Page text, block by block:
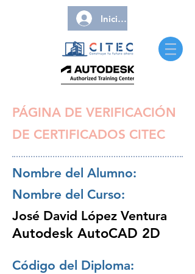
Iniciar sesión
PÁGINA DE VERIFICACIÓN
DE CERTIFICADOS CITEC
Nombre del Alumno:
Nombre del Curso:
José David López Ventura
Autodesk AutoCAD 2D
Código del Diploma: